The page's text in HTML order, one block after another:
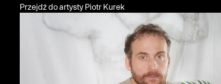
Przejdź do artysty Piotr Kurek